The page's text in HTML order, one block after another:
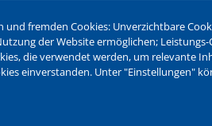
Jetzt
fremden Cookies: Unverzichtbare
der Website ermöglichen;
die verwendet werden, um relevante
einverstanden. Unter "Einstellungen"